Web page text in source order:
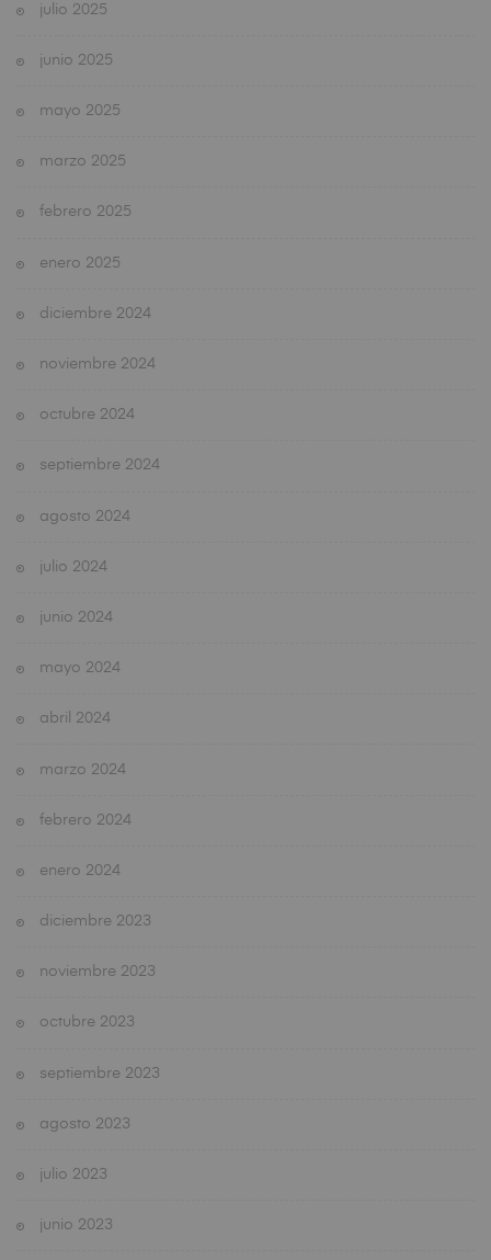
julio 2025
junio 2025
mayo 2025
marzo 2025
febrero 2025
enero 2025
diciembre 2024
noviembre 2024
octubre 2024
septiembre 2024
agosto 2024
julio 2024
junio 2024
mayo 2024
abril 2024
marzo 2024
febrero 2024
enero 2024
diciembre 2023
noviembre 2023
octubre 2023
septiembre 2023
agosto 2023
julio 2023
junio 2023